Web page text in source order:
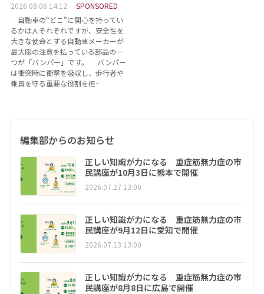
2026.08.06 14:12
SPONSORED
自動車の“どこ”に関心を持ってい
るかは人それぞれですが、安全性を
大きな使命とする自動車メーカーが
最大限の注意を払っている部品の一
つが「バンパー」です。 バンパー
は衝突時に衝撃を吸収し、歩行者や
乗員を守る重要な役割を担…
編集部からのお知らせ
正しい知識が力になる 重症筋無力症の市
民講座が10月3日に熊本で開催
2026.07.27 13:00
正しい知識が力になる 重症筋無力症の市
民講座が9月12日に愛知で開催
2026.07.13 13:00
正しい知識が力になる 重症筋無力症の市
民講座が8月8日に広島で開催